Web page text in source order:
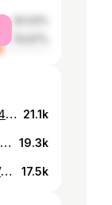
IN THE JOHAN CRUIJF ArenA vs 40.000 🏟️ @verkniptevents I’m still trying to process it…. 😂 Standing there, surrounded by my idols, my fans and the energy felt like everything I’ve ever worked for came together in one moment. I’m endlessly thankful to everyone who believed in me, who stood by me, who helped me grow. This was more than a dream. thank you with all my heart 💗 this is too insane for words…. 21.1k
best way to finish my all day long 12 hours of playing 😭😭😭.. eternally thankful for your trust and supporting me all the way. They are proud of me Thank you @complexmaastricht 📹 @shotbyparra 19.3k
⭐️ WINSON FACE2FACE CLOUDY VOL. 1 ⭐️ to play together as friends is always something different, so our first set together & then even a f2f was DAMN - rotterdam you absolutely killed it. @rotterdamrave x @240kmh.k YOU killed it. cloudy: thanks to @fantasm_techno for being my back up if i had died, lucky me i didn’t 👍🏽 videos by @slproduktion 💛 17.5k